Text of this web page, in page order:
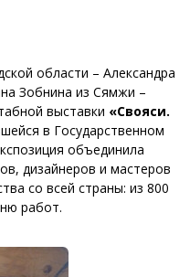
области – Александра
Зобнина из Сямжи –
выставки «Свояси.
в Государственном
объединила
дизайнеров и мастеров
со всей страны: из 800
работ.